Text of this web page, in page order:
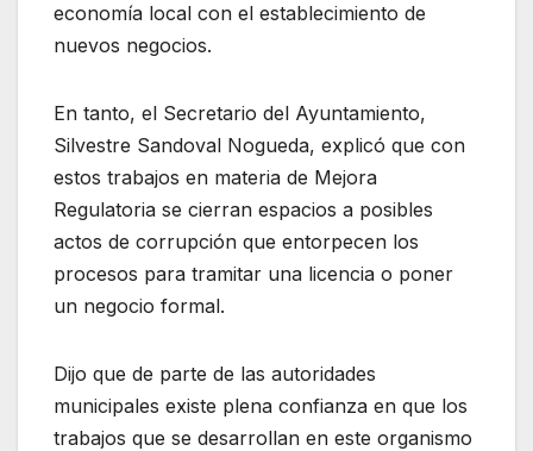
economía local con el establecimiento de
nuevos negocios.
En tanto, el Secretario del Ayuntamiento,
Silvestre Sandoval Nogueda, explicó que con
estos trabajos en materia de Mejora
Regulatoria se cierran espacios a posibles
actos de corrupción que entorpecen los
procesos para tramitar una licencia o poner
un negocio formal.
Dijo que de parte de las autoridades
municipales existe plena confianza en que los
trabajos que se desarrollan en este organismo